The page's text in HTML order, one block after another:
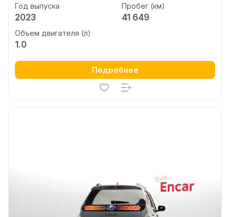
Год выпуска
2023
Пробег (км)
41 649
Объем двигателя (л)
1.0
Подробнее